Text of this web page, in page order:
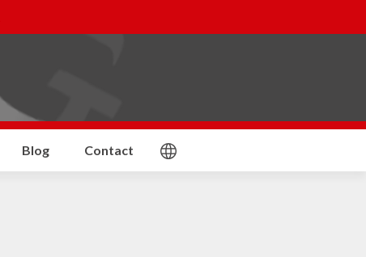
Blog Contact